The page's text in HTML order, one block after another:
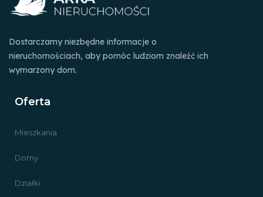
Dostarczamy niezbędne informacje o
nieruchomościach, aby pomóc ludziom znaleźć ich
wymarzony dom.
Oferta
Mieszkania
Domy
Działki